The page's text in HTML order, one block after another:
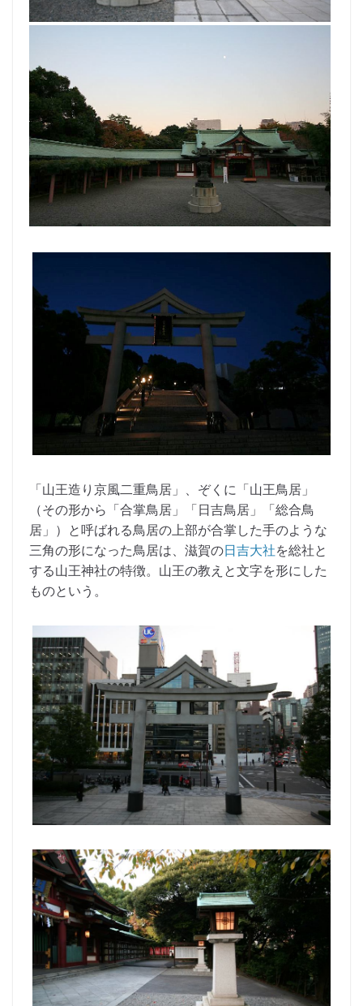
「山王造り京風二重鳥居」、ぞくに「山王鳥居」
（その形から「合掌鳥居」「日吉鳥居」「総合鳥
居」）と呼ばれる鳥居の上部が合掌した手のような
三角の形になった鳥居は、滋賀の日吉大社を総社と
する山王神社の特徴。山王の教えと文字を形にした
ものという。